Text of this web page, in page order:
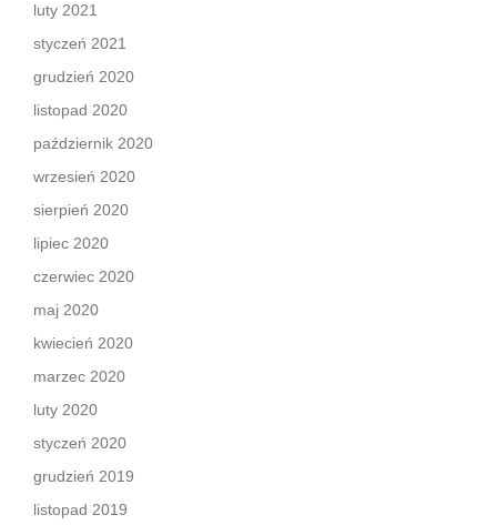
luty 2021
styczeń 2021
grudzień 2020
listopad 2020
październik 2020
wrzesień 2020
sierpień 2020
lipiec 2020
czerwiec 2020
maj 2020
kwiecień 2020
marzec 2020
luty 2020
styczeń 2020
grudzień 2019
listopad 2019